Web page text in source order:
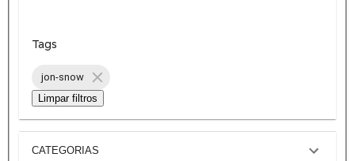
Tags
jon-snow
Limpar filtros
CATEGORIAS